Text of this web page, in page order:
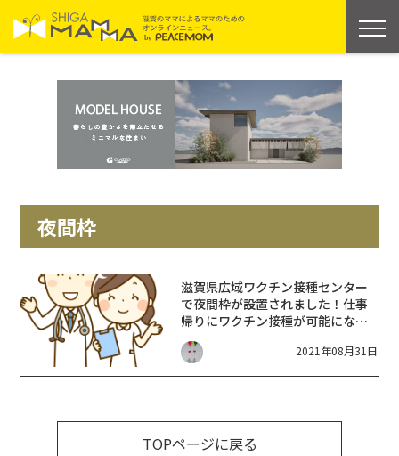
夜間枠
滋賀県広域ワクチン接種センター
で夜間枠が設置されました！仕事
帰りにワクチン接種が可能になり
ます！【毎週金曜日18時〜20時】
2021年08月31日
TOPページに戻る